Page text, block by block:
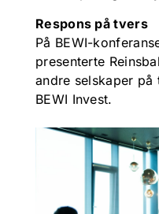
Respons på tvers
På BEWI-
presenterte
andre selskaper
BEWI Invest.